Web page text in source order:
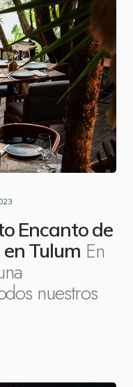
Encanto de
Tulum En
nuestros